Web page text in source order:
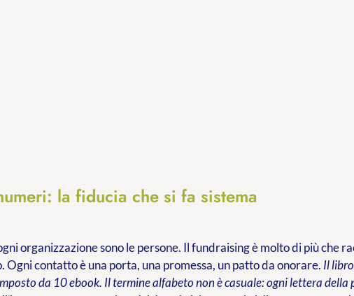
la fiducia che si fa sistema
organizzazione sono le persone. Il fundraising è molto di più che
Ogni contatto è una porta, una promessa, un patto da onorare. Il
da 10 ebook. Il termine alfabeto non è casuale: ogni lettera